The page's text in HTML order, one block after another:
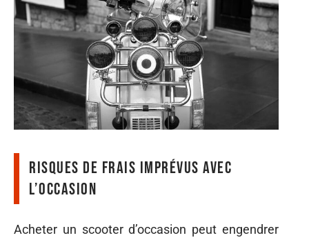
Risques de frais imprévus avec
l’occasion
Acheter un scooter d’occasion peut engendrer